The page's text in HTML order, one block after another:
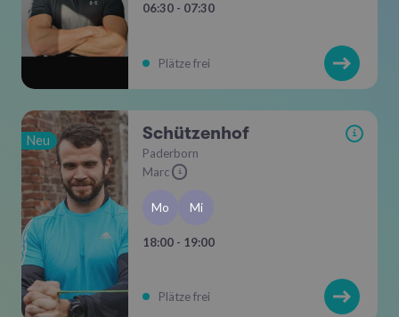
06:30 - 07:30
Plätze frei
Neu Schützenhof i
Paderborn
Marc
i
Mo Mi
18:00 - 19:00
Plätze frei